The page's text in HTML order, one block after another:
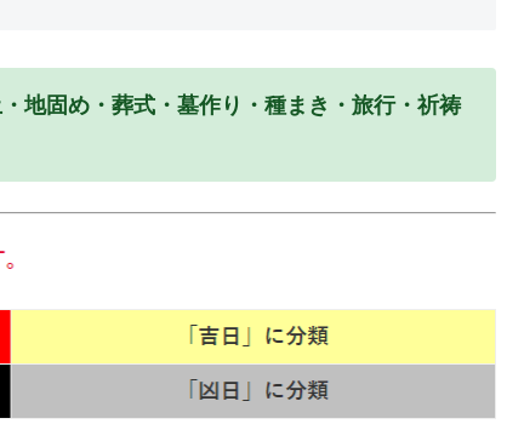
地固め・葬式・墓作り・種まき・旅行・祈祷